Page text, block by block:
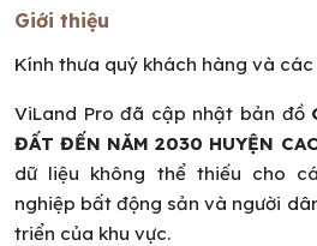
Giới thiệu
Kính thưa quý khách hàng và
ViLand Pro đã cập nhật bản đồ
ĐẤT ĐẾN NĂM 2030 HUYỆN
dữ liệu không thể thiếu cho
nghiệp bất động sản và người
triển của khu vực.